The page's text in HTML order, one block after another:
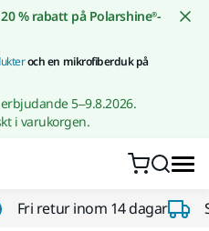
Gå till innehållet
% rabatt på Polarshine®-
och en mikrofiberduk på
5–9.8.2026.
i varukorgen.
Fri retur inom 14 dagar